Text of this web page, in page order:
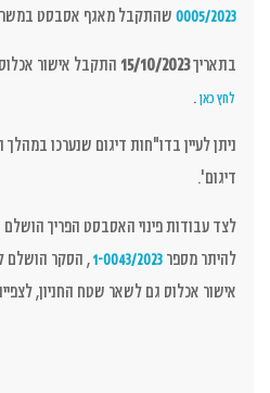
0005/2023שהתקבל מאגף אסבסט
בתאריך15/10/2023התקבל אישור
לחץ כאן.
ניתן לעיין בדו"חות דיגום שנערכו
דיגום'.
לצד עבודות פינוי האסבסט הפריך
להיתר מספר1-0043/2023, הסקר הושלם
אישור אכלוס גם לשאר שטח החניון,